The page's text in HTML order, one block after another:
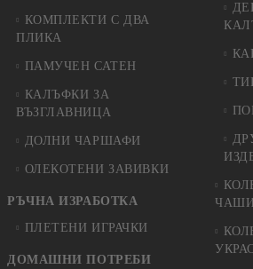
КОМПЛЕКТИ С ДВА
ПЛИКА
ПАМУЧЕН САТЕН
КАЛЪФКИ ЗА
ВЪЗГЛАВНИЦА
ДОЛНИ ЧАРШАФИ
ОЛЕКОТЕНИ ЗАВИВКИ
РЪЧНА ИЗРАБОТКА
ПЛЕТЕНИ ИГРАЧКИ
ДОМАШНИ ПОТРЕБИ